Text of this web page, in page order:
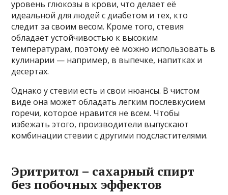
уровень глюкозы в крови, что делает её
идеальной для людей с диабетом и тех, кто
следит за своим весом. Кроме того, стевия
обладает устойчивостью к высоким
температурам, поэтому её можно использовать в
кулинарии — например, в выпечке, напитках и
десертах.
Однако у стевии есть и свои нюансы. В чистом
виде она может обладать легким послевкусием
горечи, которое нравится не всем. Чтобы
избежать этого, производители выпускают
комбинации стевии с другими подсластителями.
Эритритол – сахарный спирт
без побочных эффектов